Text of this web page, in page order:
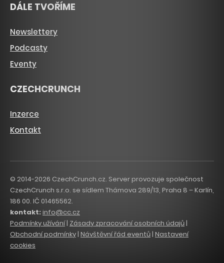
DÁLE TVOŘÍME
Newslettery
Podcasty
Eventy
CZECHCRUNCH
Inzerce
Kontakt
© 2014-2026 CzechCrunch.cz. Server provozuje společnost
CzechCrunch s.r.o. se sídlem Thámova 289/13, Praha 8 – Karlín,
186 00. IČ 01465562.
kontakt:info@cc.cz
Podmínky užívání| Zásady zpracování osobních údajů |
Obchodní podmínky | Návštěvní řád eventů | Nastavení
cookies